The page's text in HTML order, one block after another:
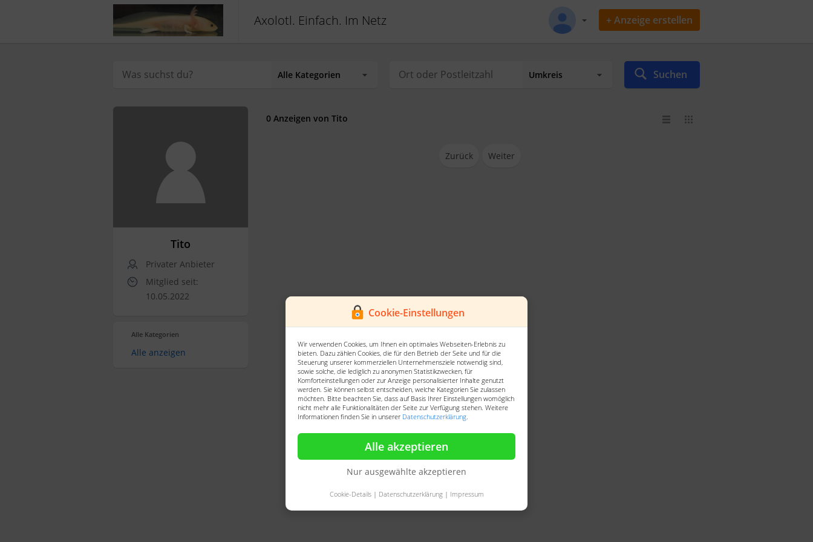
Cookie-Einstellungen
Wir verwenden Cookies, um Ihnen ein optimales Webseiten-Erlebnis zu
bieten. Dazu zählen Cookies, die für den Betrieb der Seite und für die
Steuerung unserer kommerziellen Unternehmensziele notwendig sind,
sowie solche, die lediglich zu anonymen Statistikzwecken, für
Komforteinstellungen oder zur Anzeige personalisierter Inhalte genutzt
werden. Sie können selbst entscheiden, welche Kategorien Sie zulassen
möchten. Bitte beachten Sie, dass auf Basis Ihrer Einstellungen womöglich
nicht mehr alle Funktionalitäten der Seite zur Verfügung stehen. Weitere
Informationen finden Sie in unserer Datenschutzerklärung.
Alle akzeptieren
Nur ausgewählte akzeptieren
Cookie-Details| Datenschutzerklärung| Impressum
Axolotl. Einfach. Im Netz + Anzeige erstellen
Suchen
Tito
Privater Anbieter
Mitglied seit:
10.05.2022
Alle Kategorien
Alle anzeigen
0 Anzeigen von Tito
Zurück Weiter